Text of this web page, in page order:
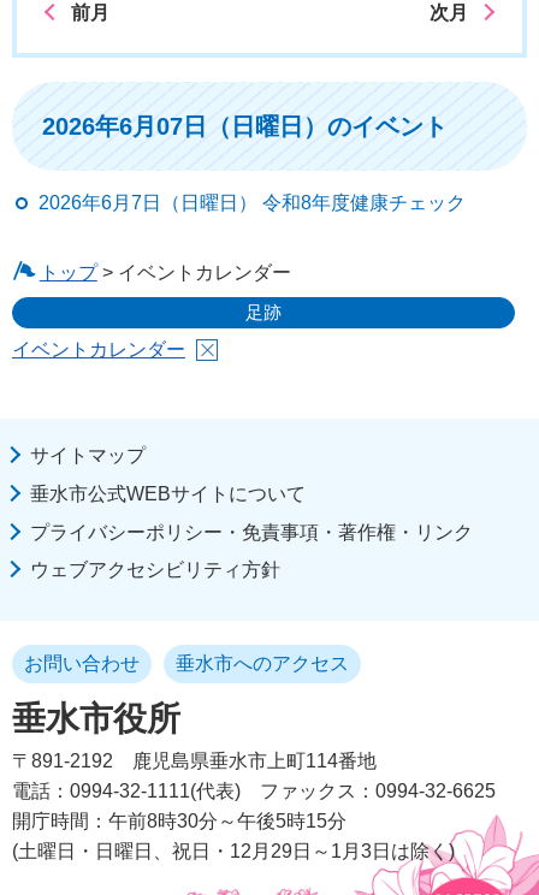
前月 次月
2026年6月07日（日曜日）のイベント
2026年6月7日（日曜日） 令和8年度健康チェック
トップ> イベントカレンダー
足跡
イベントカレンダー
サイトマップ
垂水市公式WEBサイトについて
プライバシーポリシー・免責事項・著作権・リンク
ウェブアクセシビリティ方針
垂水市役所
お問い合わせ 垂水市へのアクセス
〒891-2192
鹿児島県垂水市上町114番地
電話：0994-32-1111(代表)
ファックス：0994-32-6625
開庁時間：午前8時30分～午後5時15分
(土曜日・日曜日、祝日・12月29日～1月3日は除く)